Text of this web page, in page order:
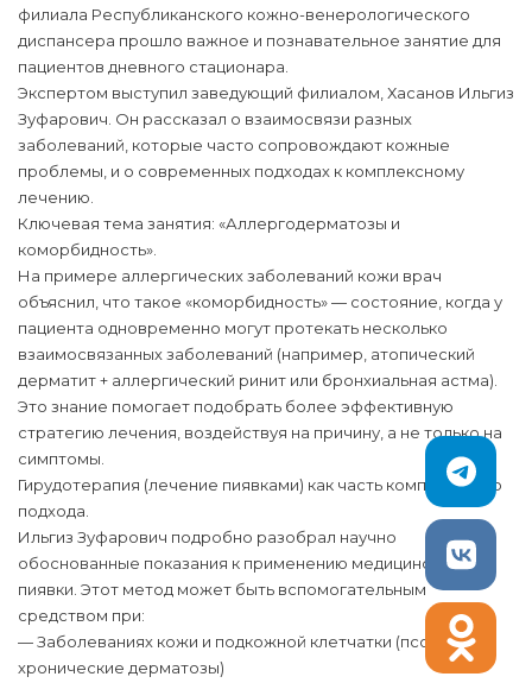
филиала Республиканского кожно-венерологического
диспансера прошло важное и познавательное занятие для
пациентов дневного стационара.
Экспертом выступил заведующий филиалом, Хасанов Ильгиз
Зуфарович. Он рассказал о взаимосвязи разных
заболеваний, которые часто сопровождают кожные
проблемы, и о современных подходах к комплексному
лечению.
Ключевая тема занятия: «Аллергодерматозы и
коморбидность».
На примере аллергических заболеваний кожи врач
объяснил, что такое «коморбидность» — состояние, когда у
пациента одновременно могут протекать несколько
взаимосвязанных заболеваний (например, атопический
дерматит + аллергический ринит или бронхиальная астма).
Это знание помогает подобрать более эффективную
стратегию лечения, воздействуя на причину, а не только на
симптомы.
Гирудотерапия (лечение пиявками) как часть комплексного
подхода.
Ильгиз Зуфарович подробно разобрал научно
обоснованные показания к применению медицинской
пиявки. Этот метод может быть вспомогательным
средством при:
— Заболеваниях кожи и подкожной клетчатки (псориаз,
хронические дерматозы)